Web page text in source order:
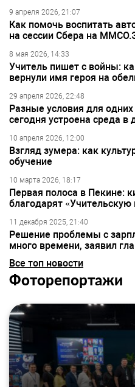
9 апреля 2026, 21:07
Как помочь воспитать
на сессии Сбера на
8 мая 2026, 14:33
Учитель пишет с войны:
вернули имя героя на
29 апреля 2026, 22:48
Разные условия для
сегодня устроена среда в
10 апреля 2026, 12:00
Взгляд зумера: как
обучение
10 марта 2026, 18:17
Первая полоса в Пекине:
благодарят «Учительскую
11 декабря 2025, 21:40
Решение проблемы с
много времени, заявил
Все топ новости
Фоторепортажи